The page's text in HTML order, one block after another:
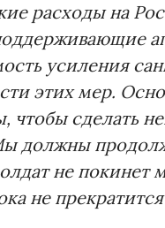
расходы на
усиления
этих мер.
чтобы сделать
должны
не покинет
не